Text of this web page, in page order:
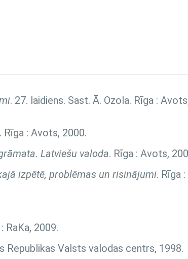
. 27. laidiens. Sast. Ā. Ozola. Rīga :
. Rīga : Avots, 2000.
Latviešu valoda. Rīga : Avots,
izpētē, problēmas un risinājumi. Rīga
RaKa, 2009.
Republikas Valsts valodas centrs, 1998.